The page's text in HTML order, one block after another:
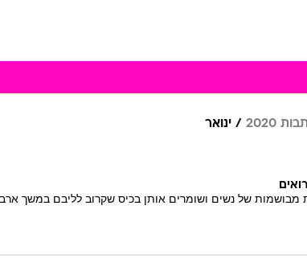
2020 ינואר
של נשים ושומרים אותן בכיס שקרוב לליבם במשך